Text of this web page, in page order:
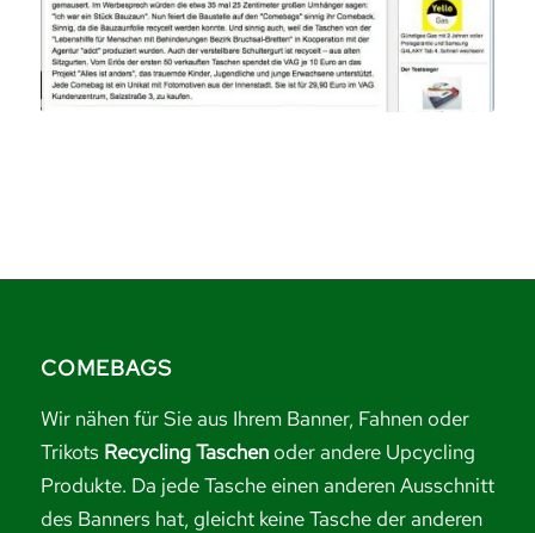
COMEBAGS
Wir nähen für Sie aus Ihrem Banner, Fahnen oder
Trikots Recycling Taschenoder andere Upcycling
Produkte. Da jede Tasche einen anderen Ausschnitt
des Banners hat, gleicht keine Tasche der anderen